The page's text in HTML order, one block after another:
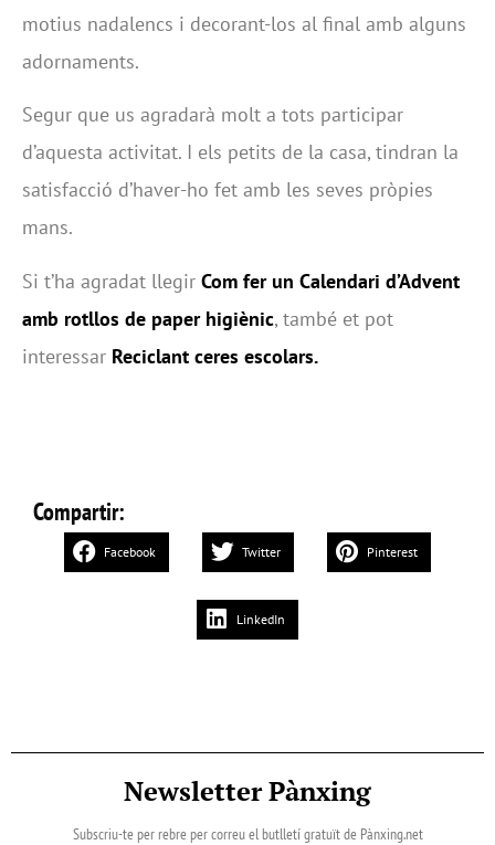
motius nadalencs i decorant-los al final amb alguns
adornaments.
Segur que us agradarà molt a tots participar
d’aquesta activitat. I els petits de la casa, tindran la
satisfacció d’haver-ho fet amb les seves pròpies
mans.
Si t’ha agradat llegir Com fer un Calendari d’Advent
amb rotllos de paper higiènic, també et pot
interessar Reciclant ceres escolars.
Compartir:
Facebook Twitter Pinterest
LinkedIn
Newsletter Pànxing
Subscriu-te per rebre per correu el butlletí gratuït de Pànxing.net​